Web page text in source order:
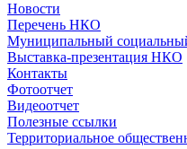
Новости
Перечень НКО
Муниципальный
Выставка-презентация НКО
Контакты
Фотоотчет
Видеоотчет
Полезные ссылки
Территориальное